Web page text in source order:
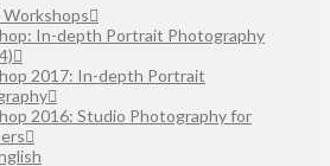
In-depth Portrait Photography
2017: In-depth Portrait
2016: Studio Photography for